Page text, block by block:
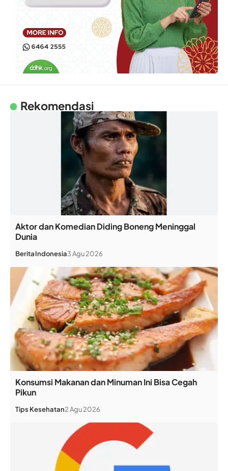
Rekomendasi
Aktor dan Komedian Diding Boneng Meninggal
Dunia
BeritaIndonesia3 Agu 2026
Konsumsi Makanan dan Minuman Ini Bisa Cegah
Pikun
Tips Kesehatan2 Agu 2026